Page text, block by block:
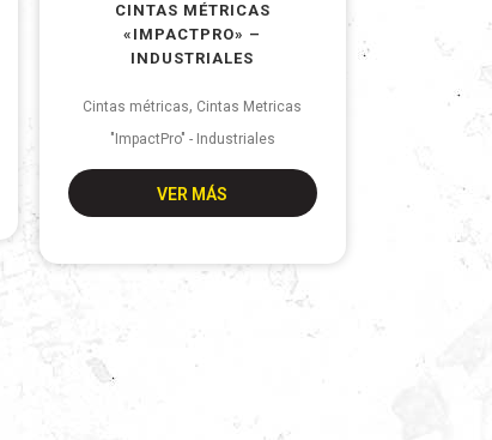
CINTAS MÉTRICAS
«IMPACTPRO» –
INDUSTRIALES
Cintas métricas, Cintas Metricas
"ImpactPro" - Industriales
VER MÁS